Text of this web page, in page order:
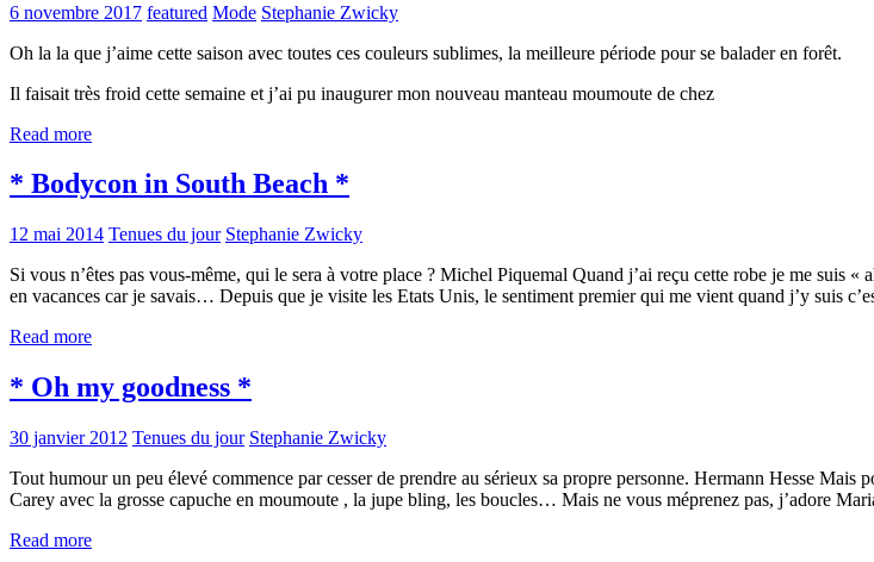
6 novembre 2017 featured Mode Stephanie Zwicky
Oh la la que j’aime cette saison avec toutes ces couleurs sublimes, la meilleure période pour se balader en forêt.
Il faisait très froid cette semaine et j’ai pu inaugurer mon nouveau manteau moumoute de chez
Read more
* Bodycon in South Beach *
12 mai 2014 Tenues du jour Stephanie Zwicky
Si vous n’êtes pas vous-même, qui le sera à votre place ? Michel Piquemal Quand j’ai reçu cette robe je me suis
en vacances car je savais… Depuis que je visite les Etats Unis, le sentiment premier qui me vient quand j’y suis
Read more
* Oh my goodness *
30 janvier 2012 Tenues du jour Stephanie Zwicky
Tout humour un peu élevé commence par cesser de prendre au sérieux sa propre personne. Hermann Hesse Mais
Carey avec la grosse capuche en moumoute , la jupe bling, les boucles… Mais ne vous méprenez pas, j’adore
Read more